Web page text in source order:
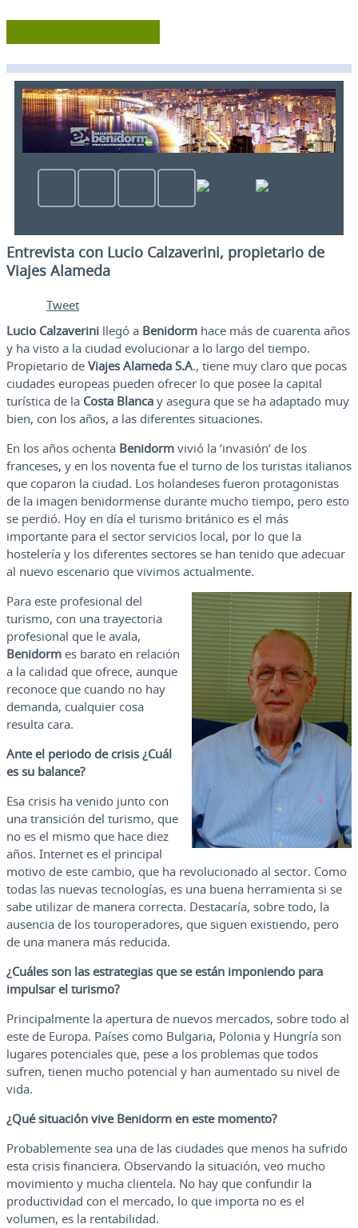
Entrevista con Lucio Calzaverini, propietario de
Viajes Alameda
Tweet
Lucio Calzaverini llegó a Benidorm hace más de cuarenta años
y ha visto a la ciudad evolucionar a lo largo del tiempo.
Propietario de Viajes Alameda S.A., tiene muy claro que pocas
ciudades europeas pueden ofrecer lo que posee la capital
turística de la Costa Blanca y asegura que se ha adaptado muy
bien, con los años, a las diferentes situaciones.
En los años ochenta Benidorm vivió la ‘invasión’ de los
franceses, y en los noventa fue el turno de los turistas italianos
que coparon la ciudad. Los holandeses fueron protagonistas
de la imagen benidormense durante mucho tiempo, pero esto
se perdió. Hoy en día el turismo británico es el más
importante para el sector servicios local, por lo que la
hostelería y los diferentes sectores se han tenido que adecuar
al nuevo escenario que vivimos actualmente.
Para este profesional del
turismo, con una trayectoria
profesional que le avala,
Benidorm es barato en relación
a la calidad que ofrece, aunque
reconoce que cuando no hay
demanda, cualquier cosa
resulta cara.
Ante el periodo de crisis ¿Cuál
es su balance?
Esa crisis ha venido junto con
una transición del turismo, que
no es el mismo que hace diez
años. Internet es el principal
motivo de este cambio, que ha revolucionado al sector. Como
todas las nuevas tecnologías, es una buena herramienta si se
sabe utilizar de manera correcta. Destacaría, sobre todo, la
ausencia de los touroperadores, que siguen existiendo, pero
de una manera más reducida.
¿Cuáles son las estrategias que se están imponiendo para
impulsar el turismo?
Principalmente la apertura de nuevos mercados, sobre todo al
este de Europa. Países como Bulgaria, Polonia y Hungría son
lugares potenciales que, pese a los problemas que todos
sufren, tienen mucho potencial y han aumentado su nivel de
vida.
¿Qué situación vive Benidorm en este momento?
Probablemente sea una de las ciudades que menos ha sufrido
esta crisis financiera. Observando la situación, veo mucho
movimiento y mucha clientela. No hay que confundir la
productividad con el mercado, lo que importa no es el
volumen, es la rentabilidad.